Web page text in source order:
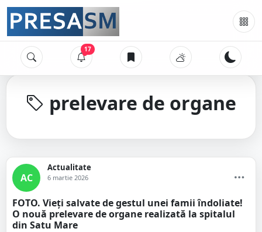
17
prelevare de organe
AC
Actualitate
6 martie 2026
FOTO. Vieți salvate de gestul unei famii îndoliate!
O nouă prelevare de organe realizată la spitalul
din Satu Mare